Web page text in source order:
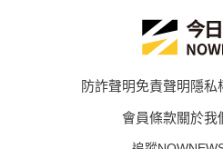
防詐聲明免責聲明隱私
會員條款關於我